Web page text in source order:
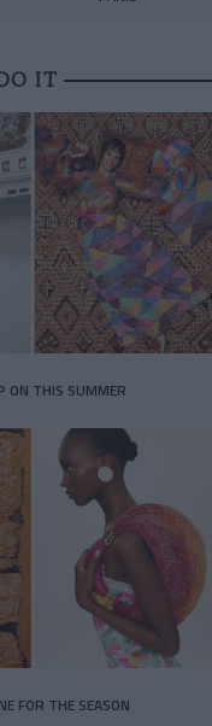
IT
ON THIS SUMMER
FOR THE SEASON